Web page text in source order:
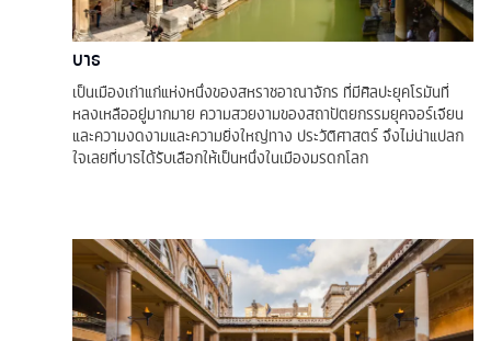
บาธ
เป็นเมืองเก่าแก่แห่งหนึ่งของสหราชอาณาจักร ที่มีศิลปะยุคโรมันที่
หลงเหลืออยู่มากมาย ความสวยงามของสถาปัตยกรรมยุคจอร์เจียน
และความงดงามและความยิ่งใหญ่ทาง ประวัติศาสตร์ จึงไม่น่าแปลก
ใจเลยที่บาธได้รับเลือกให้เป็นหนึ่งในเมืองมรดกโลก